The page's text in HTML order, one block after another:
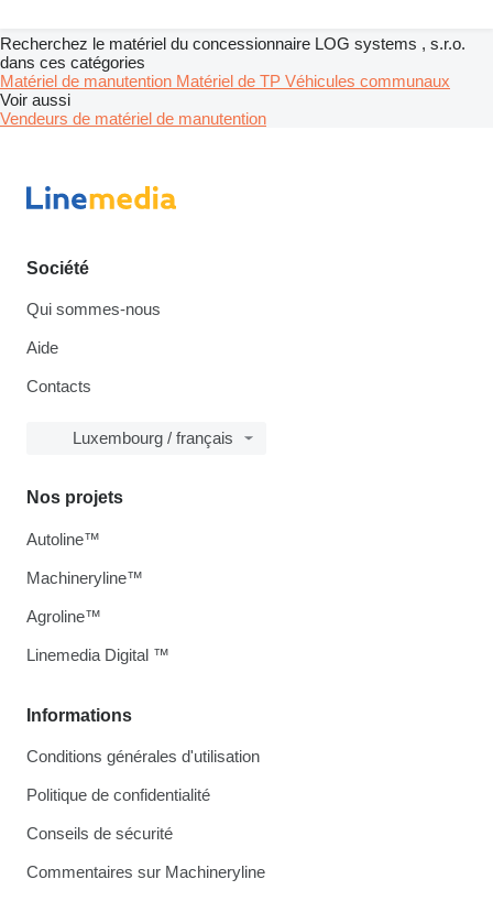
Recherchez le matériel du concessionnaire LOG systems , s.r.o.
dans ces catégories
Matériel de manutention Matériel de TP Véhicules communaux
Voir aussi
Vendeurs de matériel de manutention
Société
Qui sommes-nous
Aide
Contacts
Luxembourg / français
Informations
Conditions générales d'utilisation
Politique de confidentialité
Conseils de sécurité
Commentaires sur Machineryline
Nos projets
Autoline™
Machineryline™
Agroline™
Linemedia Digital ™